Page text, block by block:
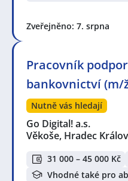
Zveřejněno: 7. srpna
Pracovník
bankovnictví (m/
Nutně vás hledají
Go Digital! a.s.
Věkoše, Hradec
31 000 – 45 000 Kč
Vhodné také pro